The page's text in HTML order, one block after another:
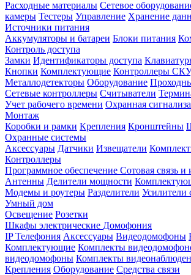
Расходные материалы Сетевое
камеры Тестеры Управление Хранение
Источники питания
Аккумуляторы и батареи Блоки питания
Контроль доступа
Замки Идентификаторы доступа
Кнопки Комплектующие Контроллеры
Металлодетекторы Оборудование
Сетевые контроллеры Считыватели
Учет рабочего времени Охранная
Монтаж
Коробки и рамки Крепления Кронштейны
Охранные системы
Аксессуары Датчики Извещатели
Контроллеры
Программное обеспечение Сотовая связь и
Антенны Делители мощности
Модемы и роутеры Разделители Усилители
Умный дом
Освещение Розетки
Шкафы электрические Домофония
IP Телефония Аксессуары Видеодомофоны
Комплектующие Комплекты
видеодомофоны Комплекты
Крепления Оборудование Средства связи